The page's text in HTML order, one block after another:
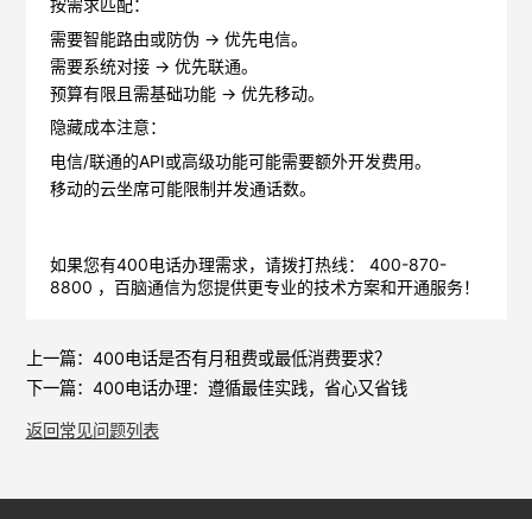
按需求匹配‌：
需要‌智能路由‌或‌防伪 ‌ → 优先电信。
需要‌系统对接 ‌ → 优先联通。
预算有限且需‌基础功能 ‌ → 优先移动。
隐藏成本注意‌：
电信/联通的API或高级功能可能需要额外开发费用。
移动的云坐席可能限制并发通话数。
如果您有400电话办理需求，请拨打热线： 400-870-
8800 ，百脑通信为您提供更专业的技术方案和开通服务！
上一篇： 400电话是否有月租费或最低消费要求？
下一篇： 400电话办理：遵循最佳实践，省心又省钱
返回常见问题列表